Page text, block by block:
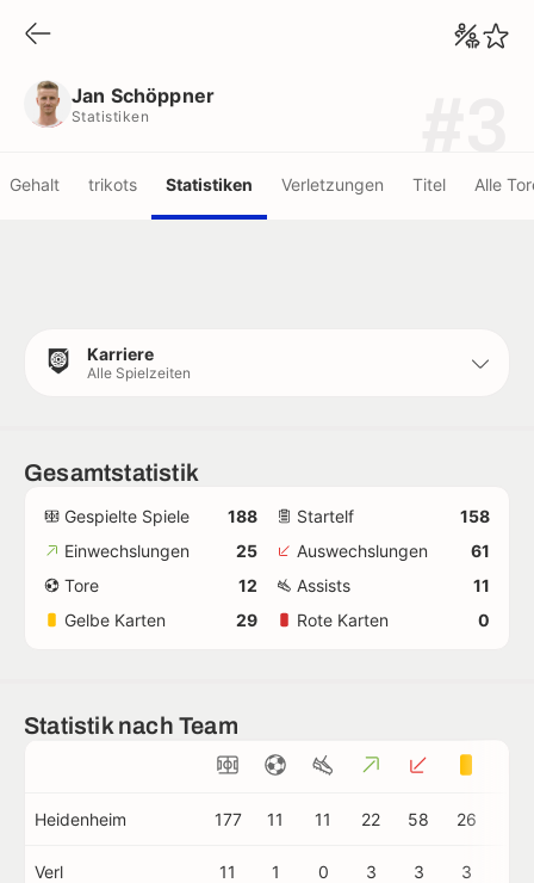
Jan Schöppner
Statistiken
Gehalt trikots Statistiken Verletzungen Titel Alle
Karriere
Alle Spielzeiten
Gesamtstatistik
Gespielte Spiele 188 Startelf
158
Einwechslungen
25 Auswechslungen
61
Tore
12 Assists
11
Gelbe Karten
29 Rote Karten 0
Statistik nach Team
Heidenheim 177 11 11 22 58 26
Verl 11 1 0 3 3 3